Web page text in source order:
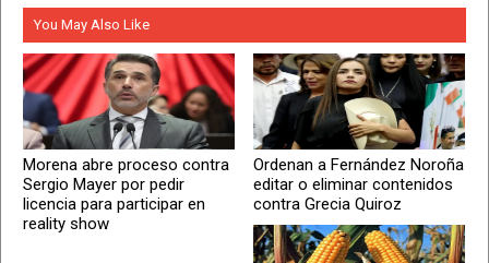
You May Also Like
Morena abre proceso contra
Sergio Mayer por pedir
licencia para participar en
reality show
Ordenan a Fernández Noroña
editar o eliminar contenidos
contra Grecia Quiroz